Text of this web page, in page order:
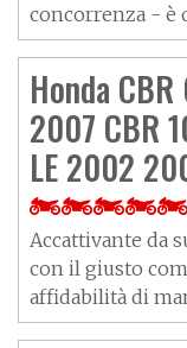
concorrenza - è
Honda
2007 CBR
LE 2002
Accattivante da
con il giusto
affidabilità di